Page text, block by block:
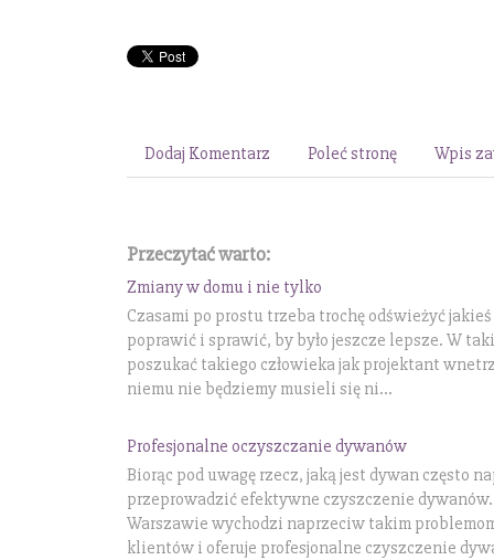
Dodaj Komentarz Poleć stronę Wpis
Przeczytać warto:
Zmiany w domu i nie tylko
Czasami po prostu trzeba trochę odświeżyć
poprawić i sprawić, by było jeszcze lepsze. W
poszukać takiego człowieka jak projektant
niemu nie będziemy musieli się ni...
Profesjonalne oczyszczanie dywanów
Biorąc pod uwagę rzecz, jaką jest dywan często
przeprowadzić efektywne czyszczenie
Warszawie wychodzi naprzeciw takim
klientów i oferuje profesjonalne czyszczenie